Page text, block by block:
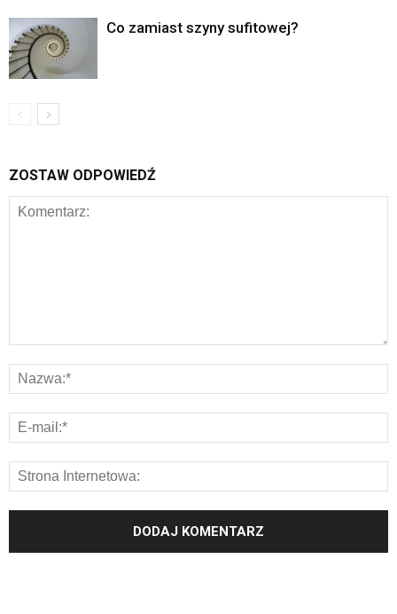
Co zamiast szyny sufitowej?
ZOSTAW ODPOWIEDŹ